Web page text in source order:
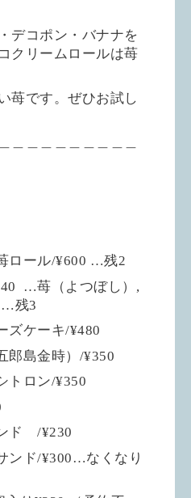
デコポン・バナナを
クリームロールは苺
苺です。ぜひお試し
ロール/¥600 …残2
…苺（よつぼし）,
残3
ズケーキ/¥480
郎島金時）/¥350
トロン/¥350
ド /¥230
ンド/¥300…なくなり